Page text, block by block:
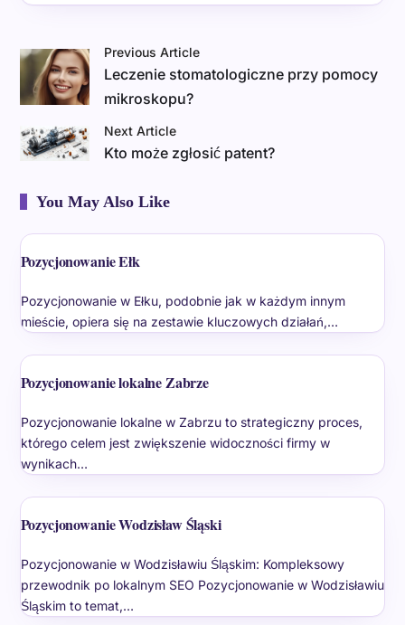
Previous Article
Leczenie stomatologiczne przy pomocy
mikroskopu?
Next Article
Kto może zgłosić patent?
You May Also Like
Pozycjonowanie Ełk
Pozycjonowanie w Ełku, podobnie jak w każdym innym
mieście, opiera się na zestawie kluczowych działań,…
Pozycjonowanie lokalne Zabrze
Pozycjonowanie lokalne w Zabrzu to strategiczny proces,
którego celem jest zwiększenie widoczności firmy w
wynikach…
Pozycjonowanie Wodzisław Śląski
Pozycjonowanie w Wodzisławiu Śląskim: Kompleksowy
przewodnik po lokalnym SEO Pozycjonowanie w Wodzisławiu
Śląskim to temat,…